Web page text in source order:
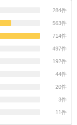
284件
563件
714件
497件
192件
44件
20件
3件
11件